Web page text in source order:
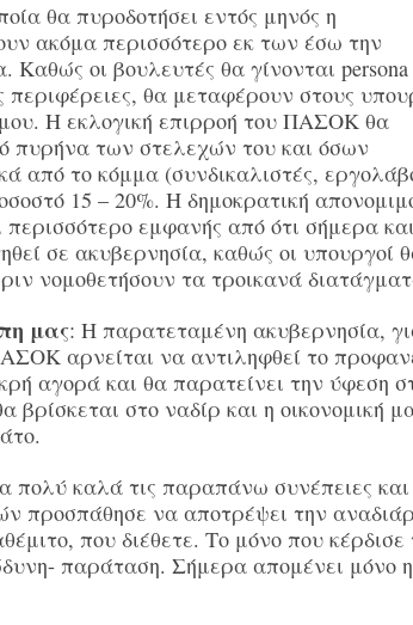
θα πυροδοτήσει εντός μηνός η
ακόμα περισσότερο εκ των έσω την
Καθώς οι βουλευτές θα γίνονται persona
περιφέρειες, θα μεταφέρουν στους
Η εκλογική επιρροή του ΠΑΣΟΚ θα
πυρήνα των στελεχών του και όσων
από το κόμμα (συνδικαλιστές,
15 – 20%. Η δημοκρατική
περισσότερο εμφανής από ότι σήμερα και
σε ακυβερνησία, καθώς οι υπουργοί
νομοθετήσουν τα τροικανά
μας: Η παρατεταμένη ακυβερνησία,
αρνείται να αντιληφθεί το
αγορά και θα παρατείνει την ύφεση
βρίσκεται στο ναδίρ και η οικονομική
πολύ καλά τις παραπάνω συνέπειες
προσπάθησε να αποτρέψει την
που διέθετε. Το μόνο που κέρδισε
παράταση. Σήμερα απομένει μόνο η